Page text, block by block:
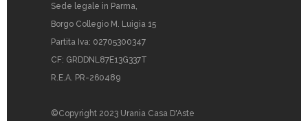
Sede legale in Parma,
Borgo Collegio M. Luigia 15
Partita Iva: 02705300347
CF: GRDDNL87E13G337T
R.E.A. PR-260489
©Copyright 2023 Urania Casa D'Aste